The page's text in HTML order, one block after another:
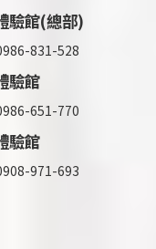
驗館(總部)
831-528
驗館
651-770
驗館
971-693